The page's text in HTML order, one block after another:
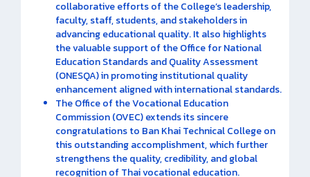
collaborative efforts of the College’s leadership,
faculty, staff, students, and stakeholders in
advancing educational quality. It also highlights
the valuable support of the Office for National
Education Standards and Quality Assessment
(ONESQA) in promoting institutional quality
enhancement aligned with international standards.
The Office of the Vocational Education
Commission (OVEC) extends its sincere
congratulations to Ban Khai Technical College on
this outstanding accomplishment, which further
strengthens the quality, credibility, and global
recognition of Thai vocational education.